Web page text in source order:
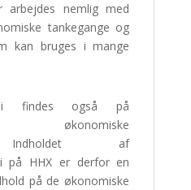
arbejdes nemlig med
tankegange og
kan bruges i mange
findes også på
økonomiske
Indholdet af
på HHX er derfor en
på de økonomiske